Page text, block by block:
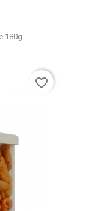
180g
favorite_border